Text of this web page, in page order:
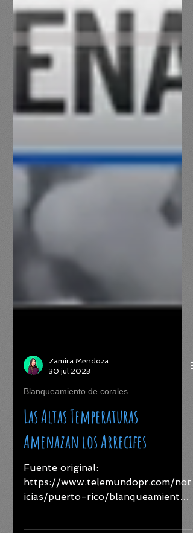
30 jul 2023
Blanqueamiento de corales
Las Altas Temperaturas
Amenazan los Arrecifes
Fuente original:
https://www.telemundopr.com/not